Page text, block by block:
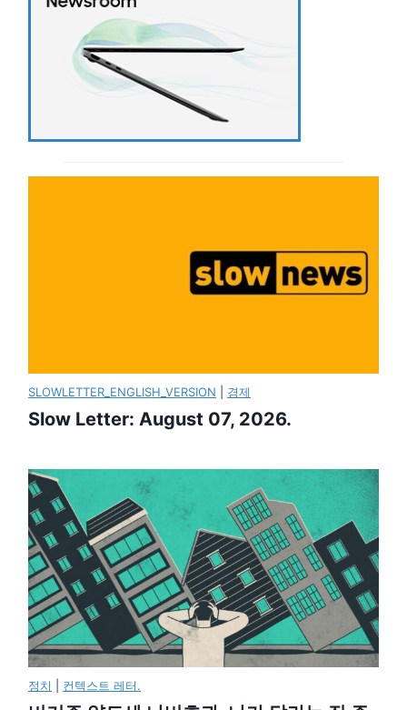
SLOWLETTER_ENGLISH_VERSION 경제
Slow Letter: August 07, 2026.
정치 컨텍스트 레터.